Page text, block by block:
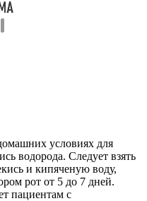
условиях для
водорода. Следует взять
и кипяченую воду,
рот от 5 до 7 дней.
пациентам с